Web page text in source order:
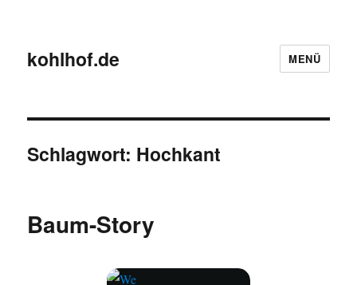
kohlhof.de MENÜ
Schlagwort: Hochkant
Baum-Story